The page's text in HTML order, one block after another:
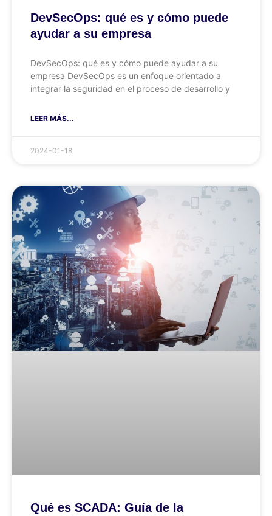
DevSecOps: qué es y cómo puede
ayudar a su empresa
DevSecOps: qué es y cómo puede ayudar a su
empresa DevSecOps es un enfoque orientado a
integrar la seguridad en el proceso de desarrollo y
LEER MÁS...
2024-01-18
Qué es SCADA: Guía de la